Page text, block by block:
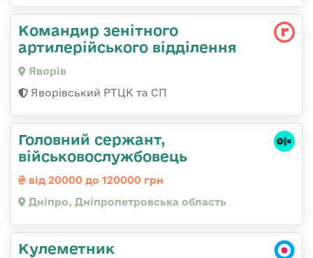
Командир зенітного
артилерійського відділення
Яворів
Яворівський РТЦК та СП
Головний сержант,
військовослужбовець
від 20000 до 120000 грн
Дніпро, Дніпропетровська область
Кулеметник